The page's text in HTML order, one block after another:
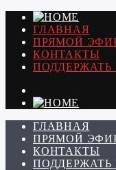
ГЛАВНАЯ
ПРЯМОЙ
КОНТАКТЫ
ПОДДЕРЖАТЬ
ГЛАВНАЯ
ПРЯМОЙ
КОНТАКТЫ
ПОДДЕРЖАТЬ